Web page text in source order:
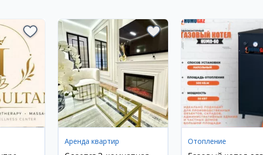
Аренда квартир Отопление